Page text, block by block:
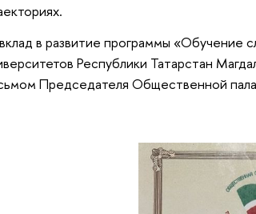
в развитие программы «Обучение
Республики Татарстан
Председателя Общественной